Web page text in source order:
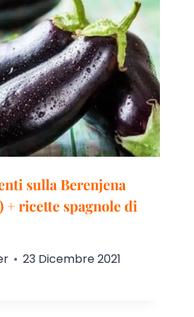
sulla Berenjena
+ ricette spagnole di
23 Dicembre 2021